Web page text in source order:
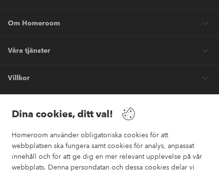
Dina cookies, ditt val!
Homeroom använder obligatoriska cookies för att
webbplatsen ska fungera samt cookies för analys, anpassat
innehåll och för att ge dig en mer relevant upplevelse på vår
webbplats. Denna persondatan och dessa cookies delar vi
Om Homeroom
Våra tjänster
Villkor